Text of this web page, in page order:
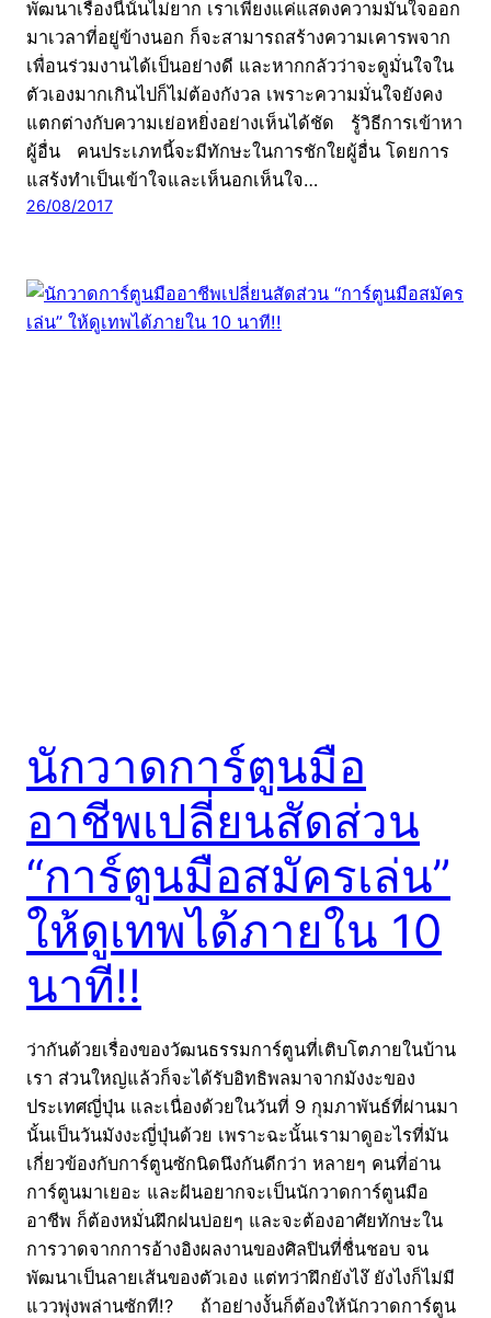
พัฒนาเรื่องนี้นั้นไม่ยาก เราเพียงแค่แสดงความมั่นใจออก
มาเวลาที่อยู่ข้างนอก ก็จะสามารถสร้างความเคารพจาก
เพื่อนร่วมงานได้เป็นอย่างดี และหากกลัวว่าจะดูมั่นใจใน
ตัวเองมากเกินไปก็ไม่ต้องกังวล เพราะความมั่นใจยังคง
แตกต่างกับความเย่อหยิ่งอย่างเห็นได้ชัด รู้วิธีการเข้าหา
ผู้อื่น คนประเภทนี้จะมีทักษะในการชักใยผู้อื่น โดยการ
แสร้งทำเป็นเข้าใจและเห็นอกเห็นใจ…
26/08/2017
นักวาดการ์ตูนมือ
อาชีพเปลี่ยนสัดส่วน
“การ์ตูนมือสมัครเล่น”
ให้ดูเทพได้ภายใน 10
นาที!!
ว่ากันด้วยเรื่องของวัฒนธรรมการ์ตูนที่เติบโตภายในบ้าน
เรา ส่วนใหญ่แล้วก็จะได้รับอิทธิพลมาจากมังงะของ
ประเทศญี่ปุ่น และเนื่องด้วยในวันที่ 9 กุมภาพันธ์ที่ผ่านมา
นั้นเป็นวันมังงะญี่ปุ่นด้วย เพราะฉะนั้นเรามาดูอะไรที่มัน
เกี่ยวข้องกับการ์ตูนซักนิดนึงกันดีกว่า หลายๆ คนที่อ่าน
การ์ตูนมาเยอะ และฝันอยากจะเป็นนักวาดการ์ตูนมือ
อาชีพ ก็ต้องหมั่นฝึกฝนบ่อยๆ และจะต้องอาศัยทักษะใน
การวาดจากการอ้างอิงผลงานของศิลปินที่ชื่นชอบ จน
พัฒนาเป็นลายเส้นของตัวเอง แต่ทว่าฝึกยังไง๊ ยังไงก็ไม่มี
แววพุ่งพล่านซักที!? ถ้าอย่างงั้นก็ต้องให้นักวาดการ์ตูน